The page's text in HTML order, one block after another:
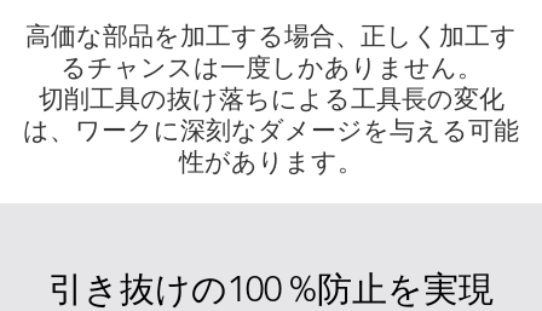
高価な部品を加工する場合、正しく加工す
るチャンスは一度しかありません。
切削工具の抜け落ちによる工具長の変化
は、ワークに深刻なダメージを与える可能
性があります。
引き抜けの100 %防止を実現